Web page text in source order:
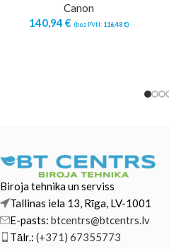
Canon
140,94 € (bez PVN: 116,48€)
Biroja tehnika un serviss
Tallinas iela 13, Rīga, LV-1001
E-pasts: btcentrs@btcentrs.lv
Tālr.: (+371) 67355773